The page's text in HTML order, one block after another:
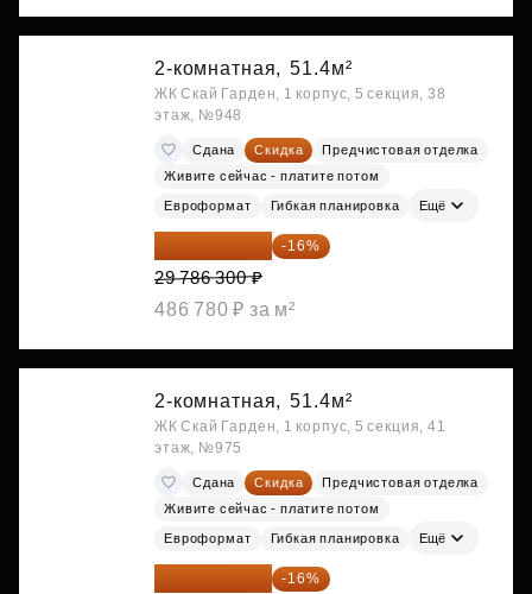
2-комнатная, 51.4м²
ЖК Скай Гарден, 1 корпус, 5 секция, 38
этаж, №948
Сдана Скидка
Предчистовая отделка
Живите сейчас - платите потом
Евроформат Гибкая планировка Ещё
25 020 492 ₽ -16%
29 786 300 ₽
486 780 ₽ за м²
2-комнатная, 51.4м²
ЖК Скай Гарден, 1 корпус, 5 секция, 41
этаж, №975
Сдана Скидка
Предчистовая отделка
Живите сейчас - платите потом
Евроформат Гибкая планировка Ещё
25 085 256 ₽ -16%